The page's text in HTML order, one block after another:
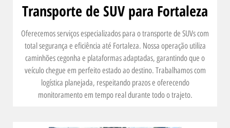
Transporte de SUV para Fortaleza
Oferecemos serviços especializados para o transporte de SUVs com
total segurança e eficiência até Fortaleza. Nossa operação utiliza
caminhões cegonha e plataformas adaptadas, garantindo que o
veículo chegue em perfeito estado ao destino. Trabalhamos com
logística planejada, respeitando prazos e oferecendo
monitoramento em tempo real durante todo o trajeto.